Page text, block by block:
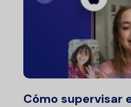
Cómo supervisar